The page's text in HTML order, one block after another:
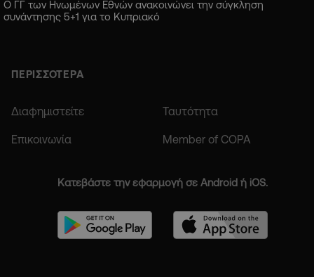
Ο ΓΓ των Ηνωμένων Εθνών ανακοινώνει την σύγκληση
συνάντησης 5+1 για το Κυπριακό
ΠΕΡΙΣΣΟΤΕΡΑ
Διαφημιστείτε Ταυτότητα
Επικοινωνία Member of COPA
Κατεβάστε την εφαρμογή σε Android ή iOS.